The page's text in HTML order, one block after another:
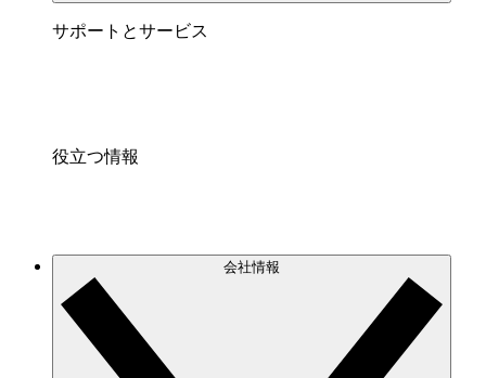
サポートとサービス
役立つ情報
会社情報